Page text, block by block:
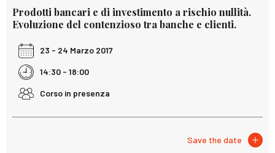
Prodotti bancari e di investimento a rischio nullità.
Evoluzione del contenzioso tra banche e clienti.
23 - 24 Marzo 2017
14:30 - 18:00
Corso in presenza
Save the date